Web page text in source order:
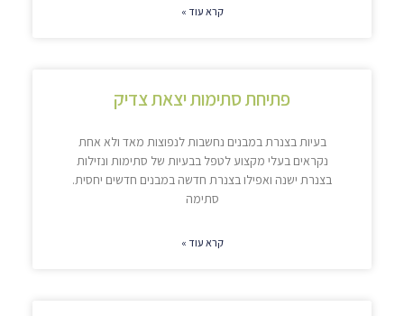
קרא עוד »
פתיחת סתימות יצאת צדיק
בעיות בצנרת במבנים נחשבות לנפוצות מאד ולא אחת
נקראים בעלי מקצוע לטפל בבעיות של סתימות ונזילות
בצנרת ישנה ואפילו בצנרת חדשה במבנים חדשים יחסית.
סתימה
קרא עוד »